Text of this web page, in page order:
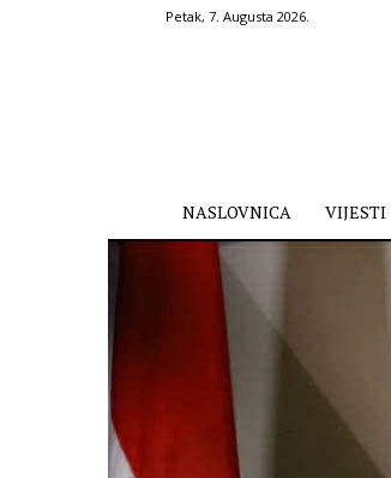
Petak, 7. Augusta 2026.
NASLOVNICA VIJESTI